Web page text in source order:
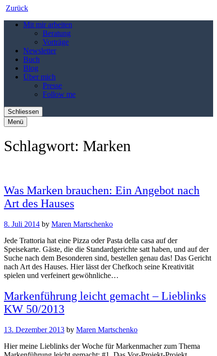
Zurück
Mit mir arbeiten
Beratung
Vorträge
Newsletter
Buch
Blog
Über mich
Presse
Follow me
Schliessen
Menü
Schlagwort: Marken
Was Marken brauchen: Ein Angebot nach
Art des Hauses
8. Juli 2014 by Maren Martschenko
Jede Trattoria hat eine Pizza oder Pasta della casa auf der
Speisekarte. Gäste, die die Standardgerichte satt haben, und auf der
Suche nach dem Besonderen sind, bestellen genau das! Das Gericht
nach Art des Hauses. Hier lässt der Chefkoch seine Kreativität
spielen und verfeinert gewöhnliche…
Markenführung leicht gemacht – Lieblinks
KW 50/2013
13. Dezember 2013 by Maren Martschenko
Hier meine Lieblinks der Woche für Markenmacher zum Thema